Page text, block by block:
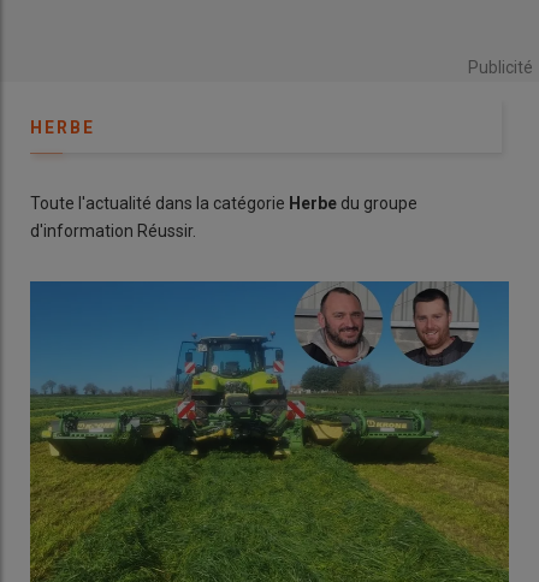
Publicité
HERBE
Toute l'actualité dans la catégorie Herbe du groupe
d'information Réussir.